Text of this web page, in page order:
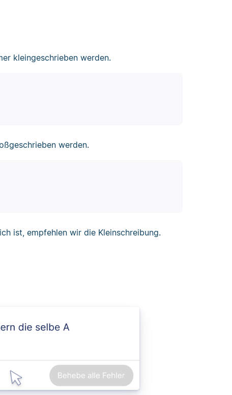
kleingeschrieben werden.
werden.
ist, empfehlen wir die Kleinschreibung.